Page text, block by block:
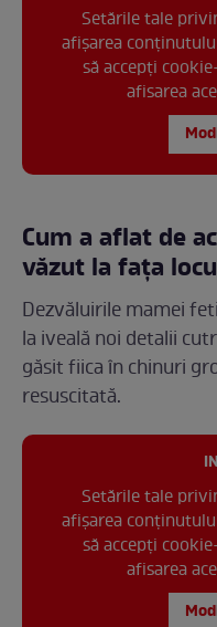
Setările tale
afișarea
să accepți
afisarea
Cum a aflat de
văzut la fața
Dezvăluirile mamei
la iveală noi detalii
găsit fiica în chinuri
resuscitată.
Setările tale
afișarea
să accepți
afisarea